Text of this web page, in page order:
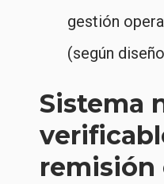
gestión
(según
Sistema
remisión